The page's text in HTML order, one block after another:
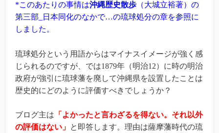
*このあたりの事情は沖縄歴史散歩 （大城立裕著）の
第三部_日本同化のなかで…の琉球処分の章を参照に
しました。
琉球処分という用語からはマイナスイメージが強く感
じられるのですが、では1879年（明治12）に時の明治
政府が強引に琉球藩を廃して沖縄県を設置したことは
歴史的にどのように評価すべきでしょうか？
ブログ主は 「よかったと言わざるを得ない。それ以外
の評価はない」 と即答します。理由は薩摩藩時代の琉